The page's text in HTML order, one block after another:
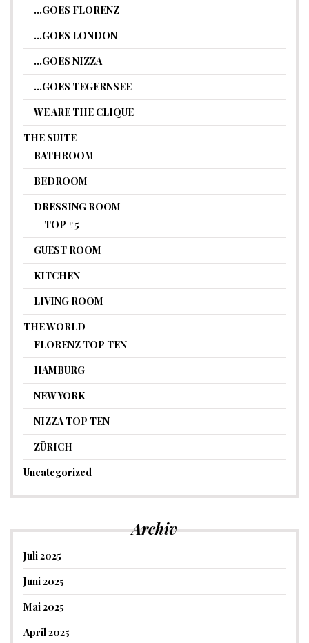
…GOES FLORENZ
…GOES LONDON
…GOES NIZZA
…GOES TEGERNSEE
WE ARE THE CLIQUE
THE SUITE
BATHROOM
BEDROOM
DRESSING ROOM
TOP #5
GUEST ROOM
KITCHEN
LIVING ROOM
THE WORLD
FLORENZ TOP TEN
HAMBURG
NEW YORK
NIZZA TOP TEN
ZÜRICH
Uncategorized
Archiv
Juli 2025
Juni 2025
Mai 2025
April 2025